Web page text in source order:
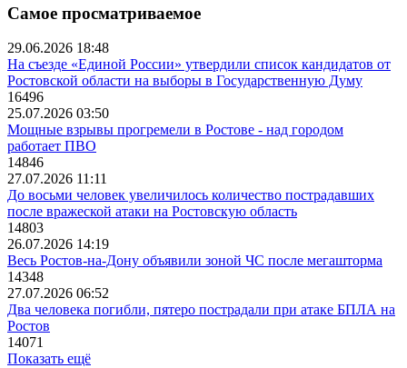
Самое просматриваемое
29.06.2026 18:48
На съезде «Единой России» утвердили список кандидатов от
Ростовской области на выборы в Государственную Думу
16496
25.07.2026 03:50
Мощные взрывы прогремели в Ростове - над городом
работает ПВО
14846
27.07.2026 11:11
До восьми человек увеличилось количество пострадавших
после вражеской атаки на Ростовскую область
14803
26.07.2026 14:19
Весь Ростов-на-Дону объявили зоной ЧС после мегашторма
14348
27.07.2026 06:52
Два человека погибли, пятеро пострадали при атаке БПЛА на
Ростов
14071
Показать ещё